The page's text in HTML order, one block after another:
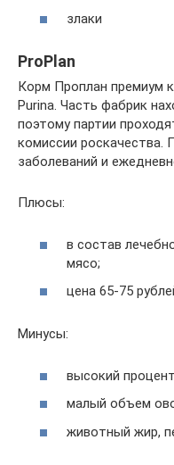
злаки
ProPlan
Корм Проплан премиум
Purina. Часть фабрик
поэтому партии
комиссии роскачества.
заболеваний и
Плюсы:
в состав
мясо;
цена 65-75
Минусы:
высокий
малый объем
животный жир,